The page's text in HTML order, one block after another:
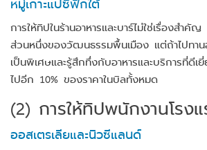
การให้ทิปในร้านอาหารและบาร์ไม่ใช่เรื่องสำคัญ
ส่วนหนึ่งของวัฒนธรรมพื้นเมือง แต่ถ้าไปทานอ
เป็นพิเศษและรู้สึกทึ่งกับอาหารและบริการที่ดี
ไปอีก 10% ของราคาในบิลทั้งหมด
(2) การให้ทิปพนักงานโรงแ
ออสเตรเลียและนิวซีแลนด์